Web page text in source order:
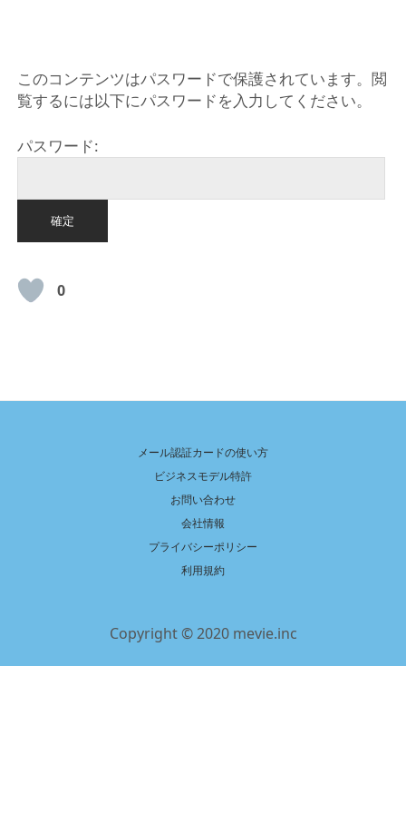
このコンテンツはパスワードで保護されています。閲
覧するには以下にパスワードを入力してください。
パスワード:
0
メール認証カードの使い方
ビジネスモデル特許
お問い合わせ
会社情報
プライバシーポリシー
利用規約
Copyright © 2020 mevie.inc